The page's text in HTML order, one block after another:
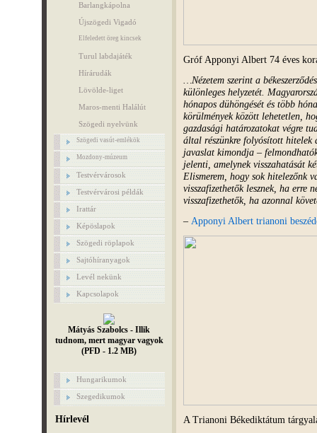
Barlangkápolna
Újszögedi Vigadó
Elfeledett öreg kincsek
Turul labdajáték
Hírárudák
Lövölde-liget
Maros-menti Halálút
Szögedi nyelvünk
Szögedi vasút-emlékök
Mozdony-múzeum
Testvérvárosok
Testvérvárosi példák
Irattár
Képöslapok
Szögedi röplapok
Sajtóhíranyagok
Levél nekünk
Kapcsolapok
Mátyás Szabolcs - Illik
tudnom, mert magyar vagyok
(PFD - 1.2 MB)
Hungarikumok
Szegedikumok
Hírlevél
Gróf Apponyi Albert 74 éves
…Nézetem szerint a
különleges helyzetét.
hónapos dühöngését és több
körülmények között lehetetlen,
gazdasági határozatokat végre
által részünkre folyósított
javaslat kimondja –
jelenti, amelynek visszahatását
Elismerem, hogy sok hitelezőnk
visszafizethetők lesznek, ha erre
visszafizethetők, ha azonnal
– Apponyi Albert trianoni
A Trianoni Békediktátum